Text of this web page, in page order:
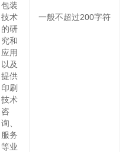
包装
技术
的研
究和
应用
以及
提供
印刷
技术
咨
询、
服务
等业
一般不超过200字符